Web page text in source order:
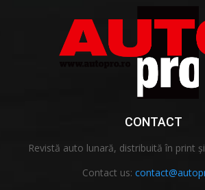
CONTACT
Revistă auto lunară, distribuită în print
Contact us: